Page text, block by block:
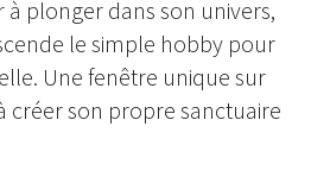
plonger dans son univers,
le simple hobby pour
Une fenêtre unique sur
créer son propre sanctuaire